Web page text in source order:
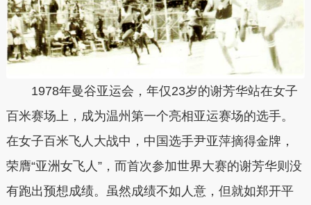
1978年曼谷亚运会，年仅23岁的谢芳华站在女子
百米赛场上，成为温州第一个亮相亚运赛场的选手。
在女子百米飞人大战中，中国选手尹亚萍摘得金牌，
荣膺“亚洲女飞人”，而首次参加世界大赛的谢芳华则没
有跑出预想成绩。虽然成绩不如人意，但就如郑开平